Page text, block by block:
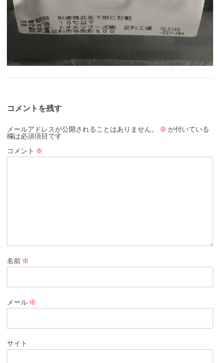
コメントを残す
メールアドレスが公開されることはありません。 ※ が付いている
欄は必須項目です
コメント ※
名前 ※
メール ※
サイト